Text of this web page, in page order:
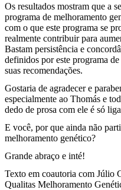
Os resultados mostram que a
programa de melhoramento
com o que este programa se
realmente contribuir para
Bastam persistência e
definidos por este programa
suas recomendações.
Gostaria de agradecer e
especialmente ao Thomás e
dedo de prosa com ele é só
E você, por que ainda não
melhoramento genético?
Grande abraço e inté!
Texto em coautoria com Júlio
Qualitas Melhoramento